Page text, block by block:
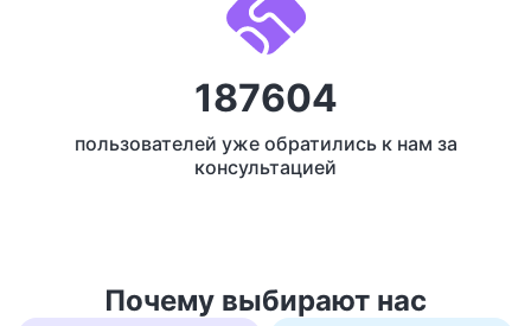
187604
пользователей уже обратились к нам за
консультацией
Почему выбирают нас